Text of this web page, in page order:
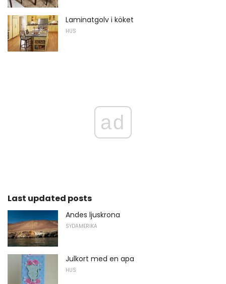
Laminatgolv i köket
HUS
ad
Last updated posts
Andes ljuskrona
SYDAMERIKA
Julkort med en apa
HUS